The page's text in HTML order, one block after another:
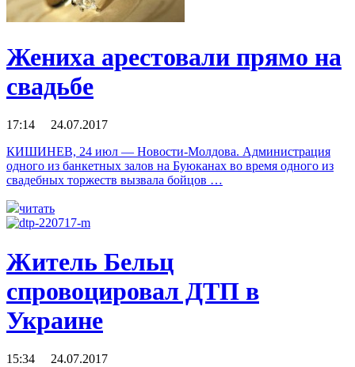
Жениха арестовали прямо на
свадьбе
17:14 24.07.2017
КИШИНЕВ, 24 июл — Новости-Молдова. Администрация
одного из банкетных залов на Буюканах во время одного из
свадебных торжеств вызвала бойцов …
читать
Житель Бельц
спровоцировал ДТП в
Украине
15:34 24.07.2017